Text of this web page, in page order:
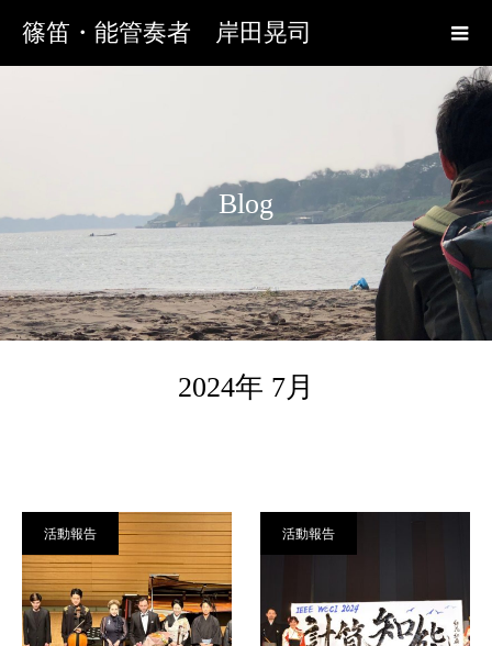
篠笛・能管奏者 岸田晃司
Blog
2024年 7月
活動報告 活動報告